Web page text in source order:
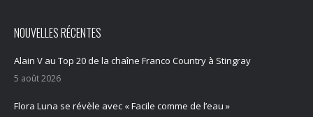
NOUVELLES RÉCENTES
Alain V au Top 20 de la chaîne Franco Country à Stingray
5 août 2026
Flora Luna se révèle avec « Facile comme de l’eau »